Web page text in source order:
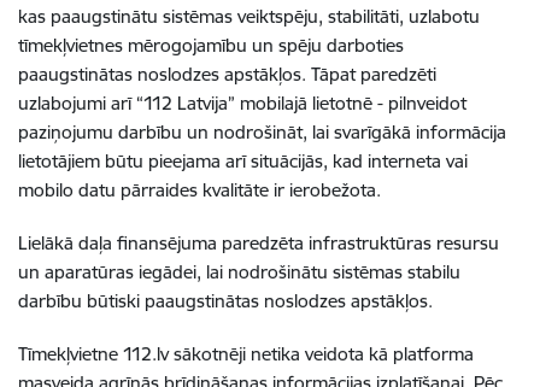
kas paaugstinātu sistēmas veiktspēju, stabilitāti, uzlabotu
tīmekļvietnes mērogojamību un spēju darboties
paaugstinātas noslodzes apstākļos. Tāpat paredzēti
uzlabojumi arī “112 Latvija” mobilajā lietotnē - pilnveidot
paziņojumu darbību un nodrošināt, lai svarīgākā informācija
lietotājiem būtu pieejama arī situācijās, kad interneta vai
mobilo datu pārraides kvalitāte ir ierobežota.
Lielākā daļa finansējuma paredzēta infrastruktūras resursu
un aparatūras iegādei, lai nodrošinātu sistēmas stabilu
darbību būtiski paaugstinātas noslodzes apstākļos.
Tīmekļvietne 112.lv sākotnēji netika veidota kā platforma
masveida agrīnās brīdināšanas informācijas izplatīšanai. Pēc